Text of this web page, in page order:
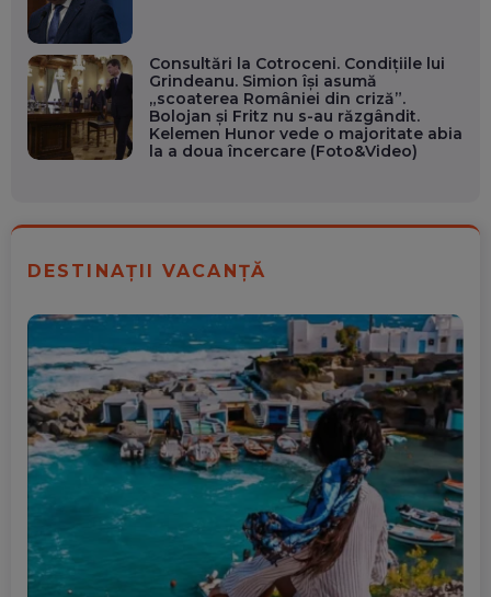
Consultări la Cotroceni. Condițiile lui
Grindeanu. Simion își asumă
„scoaterea României din criză”.
Bolojan și Fritz nu s-au răzgândit.
Kelemen Hunor vede o majoritate abia
la a doua încercare (Foto&Video)
DESTINAȚII VACANȚĂ